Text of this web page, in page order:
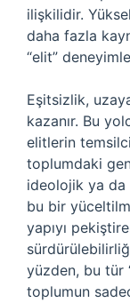
ilişkilidir.
daha fazla
“elit”
Eşitsizlik,
kazanır. Bu
elitlerin
toplumdaki
ideolojik ya da
bu bir
yapıyı
yüzden, bu tür
toplumun